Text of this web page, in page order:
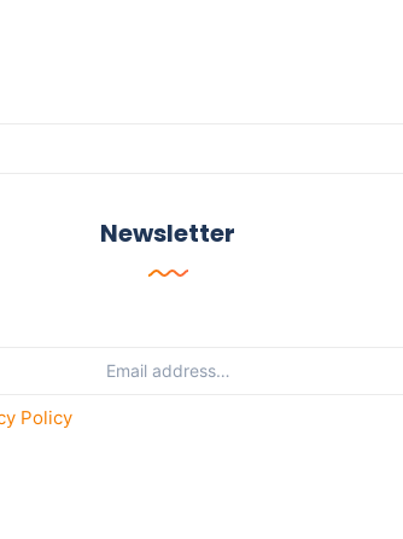
Newsletter
Policy